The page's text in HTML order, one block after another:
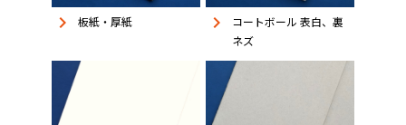
keyboard_arrow_right 板紙・厚紙 keyboard_arrow_right
コートボール 表白、裏
ネズ